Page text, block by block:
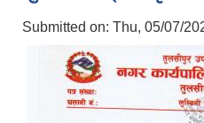
Submitted on: Thu, 05/07/